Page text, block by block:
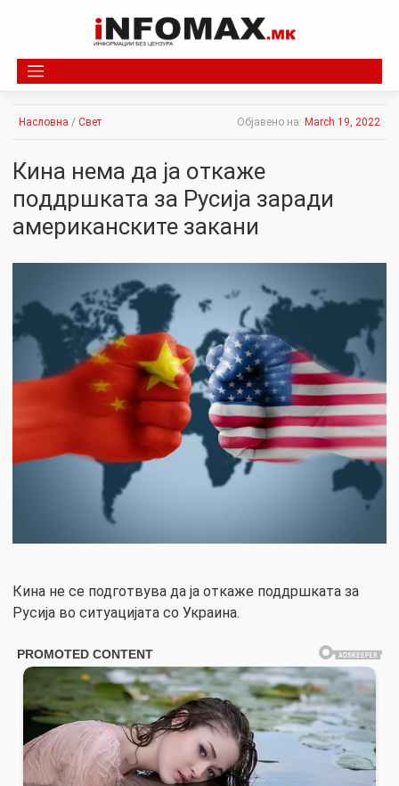
Насловна / Свет Објавено на: March 19, 2022
Кина нема да ја откаже
поддршката за Русија заради
американските закани
Кина не се подготвува да ја откаже поддршката за
Русија во ситуацијата со Украина.